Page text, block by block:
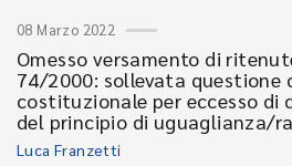
08 Marzo 2022
Omesso versamento di
74/2000: sollevata
costituzionale per eccesso di
del principio di uguaglianza/
Luca Franzetti